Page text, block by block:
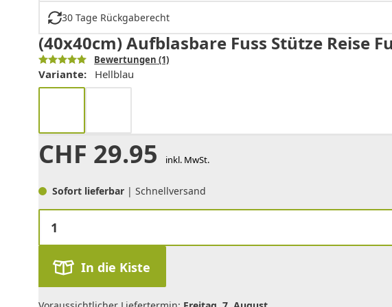
30 Tage Rückgaberecht
(40x40cm) Aufblasbare Fuss Stütze Reise
Bewertungen (1)
Variante: Hellblau
CHF 29.95 inkl. MwSt.
Sofort lieferbar | Schnellversand
In die Kiste